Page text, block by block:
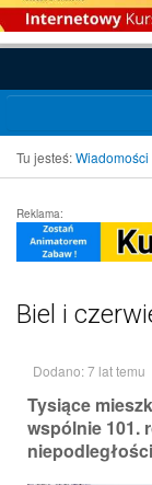
Tu jesteś:Wiadomości
Reklama:
Biel i
Dodano: 7 lat temu
Tysiące
wspólnie 101.